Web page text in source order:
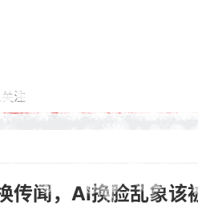
注
传闻，AI换脸乱象该